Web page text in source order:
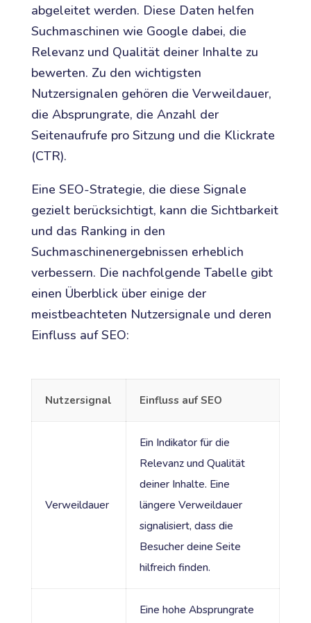
abgeleitet werden. Diese Daten helfen
Suchmaschinen wie Google dabei, die
Relevanz und Qualität deiner Inhalte zu
bewerten. Zu den wichtigsten
Nutzersignalen gehören die Verweildauer,
die Absprungrate, die Anzahl der
Seitenaufrufe pro Sitzung und die Klickrate
(CTR).
Eine SEO-Strategie, die diese Signale
gezielt berücksichtigt, kann die Sichtbarkeit
und das Ranking in den
Suchmaschinenergebnissen erheblich
verbessern. Die nachfolgende Tabelle gibt
einen Überblick über einige der
meistbeachteten Nutzersignale und deren
Einfluss auf SEO:
Nutzersignal Einfluss auf SEO
Verweildauer
Ein Indikator für die
Relevanz und Qualität
deiner Inhalte. Eine
längere Verweildauer
signalisiert, dass die
Besucher deine Seite
hilfreich finden.
Eine hohe Absprungrate